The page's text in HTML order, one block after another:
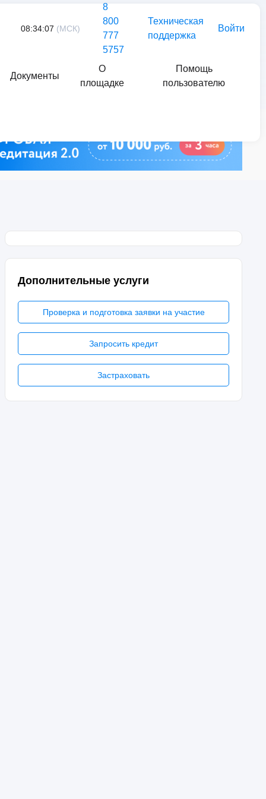
08:34:07 (МСК)
8
800
777
5757
Техническая
поддержка
Войти
Документы
О
площадке
Помощь
пользователю
Дополнительные услуги
Проверка и подготовка заявки на участие
Запросить кредит
Застраховать